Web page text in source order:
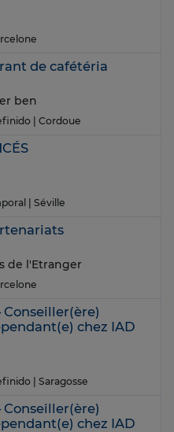
de cafétéria
ben
| Cordoue
| Séville
de l'Etranger
Conseiller(ère)
chez IAD
| Saragosse
Conseiller(ère)
chez IAD